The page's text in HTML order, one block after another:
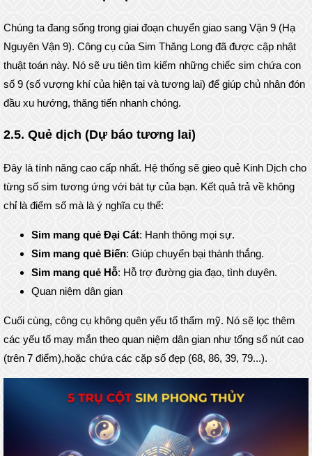
Chúng ta đang sống trong giai đoạn chuyển giao sang Vận 9 (Hạ
Nguyên Vận 9). Công cụ của Sim Thăng Long đã được cập nhật
thuật toán này. Nó sẽ ưu tiên tìm kiếm những chiếc sim chứa con
số 9 (số vượng khí của hiện tại và tương lai) để giúp chủ nhân đón
đầu xu hướng, thăng tiến nhanh chóng.
2.5. Quẻ dịch (Dự báo tương lai)
Đây là tính năng cao cấp nhất. Hệ thống sẽ gieo quẻ Kinh Dịch cho
từng số sim tương ứng với bát tự của bạn. Kết quả trả về không
chỉ là điểm số mà là ý nghĩa cụ thể:
Sim mang quẻ Đại Cát: Hanh thông mọi sự.
Sim mang quẻ Biến: Giúp chuyển bại thành thắng.
Sim mang quẻ Hỗ: Hỗ trợ đường gia đạo, tình duyên.
Quan niệm dân gian
Cuối cùng, công cụ không quên yếu tố thẩm mỹ. Nó sẽ lọc thêm
các yếu tố may mắn theo quan niệm dân gian như tổng số nút cao
(trên 7 điểm),hoặc chứa các cặp số đẹp (68, 86, 39, 79...).